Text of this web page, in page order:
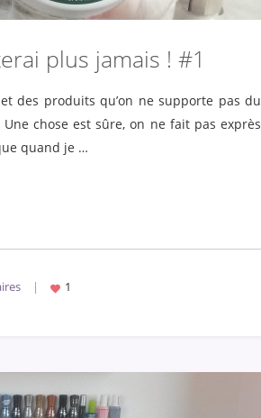
plus jamais ! #1
des produits qu’on ne supporte pas du
chose est sûre, on ne fait pas exprès
quand je …
|